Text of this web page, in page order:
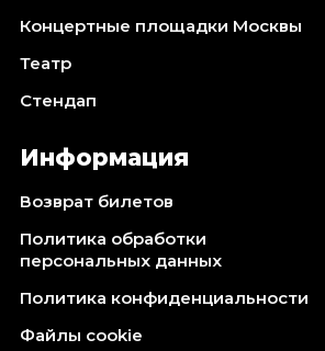
Декабрь 2026
Январь 2027
Экскурсии
Октябрь 2026
Спорт
Август 2026
Октябрь 2026
Концертные площадки Москвы
Театр
Стендап
Информация
Возврат билетов
Политика обработки
персональных данных
Политика конфиденциальности
Файлы cookie